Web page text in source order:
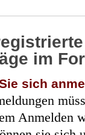
im
sich
Anmelden